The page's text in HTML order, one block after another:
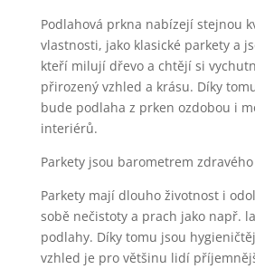
Podlahová prkna nabízejí stejnou
vlastnosti, jako klasické parkety a
kteří milují dřevo a chtějí si
přirozený vzhled a krásu. Díky
bude podlaha z prken ozdobou i
interiérů.
Parkety jsou barometrem
Parkety mají dlouho životnost i
sobě nečistoty a prach jako např.
podlahy. Díky tomu jsou
vzhled je pro většinu lidí